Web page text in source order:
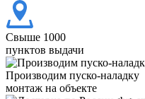
Свыше 1000
пунктов выдачи
Производим пуско-наладку
монтаж на объекте